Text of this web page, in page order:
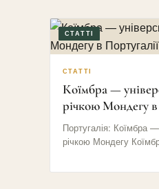
СТАТТІ
СТАТТІ
Коїмбра —
річкою Мондегу в
Португалія: Коїмбра
річкою Мондегу